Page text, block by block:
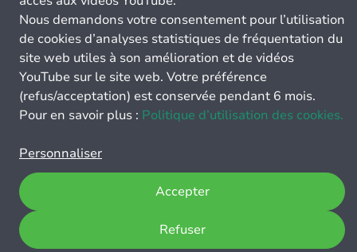
Nous demandons votre consentement pour l’utilisation
de cookies d’analyses statistiques de fréquentation du
site web utiles à son amélioration et de vidéos
YouTube sur le site web. Votre préférence
(refus/acceptation) est conservée pendant 6 mois.
Pour en savoir plus : Politique d’utilisation des cookies.
Personnaliser
Refuser
Accepter